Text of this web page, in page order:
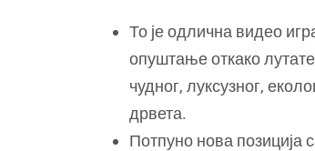
То је одлична видео
опуштање откако
чудног, луксузног,
дрвета.
Потпуно нова позиција